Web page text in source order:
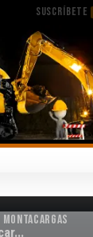
SUSCRÍBETE
Montacargas